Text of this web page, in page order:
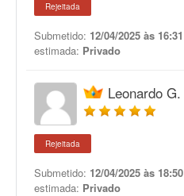
Rejeitada
Submetido: 12/04/2025 às 16:31
estimada: Privado
Leonardo G.
Rejeitada
Submetido: 12/04/2025 às 18:50
estimada: Privado